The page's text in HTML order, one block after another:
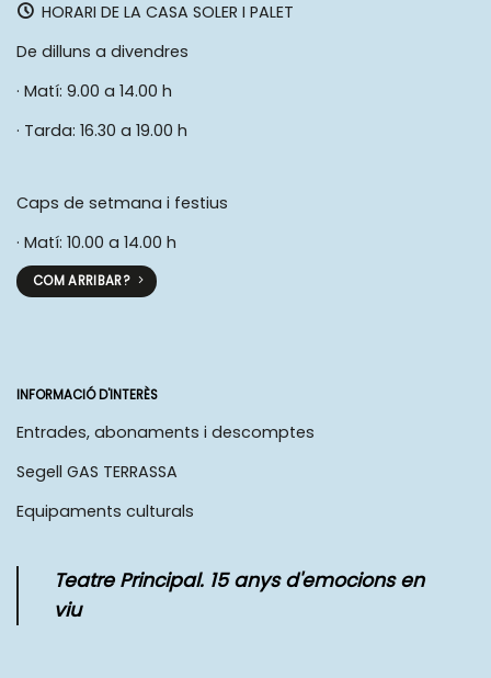
HORARI DE LA CASA SOLER I PALET
De dilluns a divendres
· Matí: 9.00 a 14.00 h
· Tarda: 16.30 a 19.00 h
Caps de setmana i festius
· Matí: 10.00 a 14.00 h
COM ARRIBAR?
INFORMACIÓ D'INTERÈS
Entrades, abonaments i descomptes
Segell GAS TERRASSA
Equipaments culturals
Teatre Principal. 15 anys d'emocions en
viu